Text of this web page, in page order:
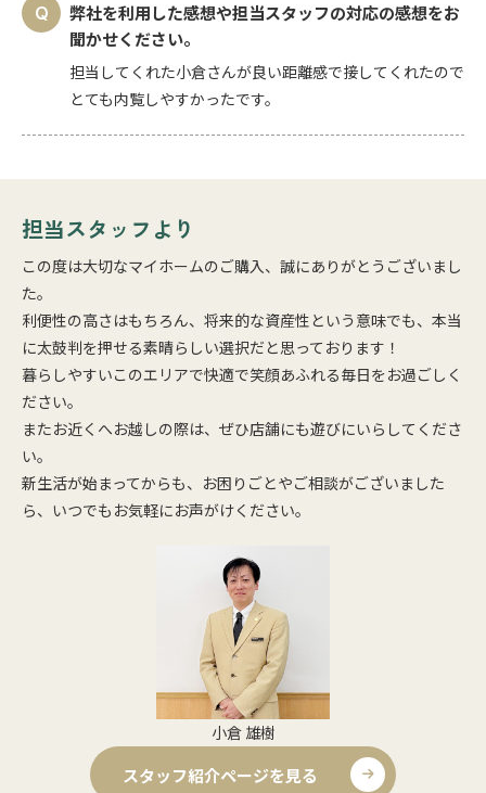
弊社を利用した感想や担当スタッフの対応の感想をお
聞かせください。
担当してくれた小倉さんが良い距離感で接してくれたので
とても内覧しやすかったです。
担当スタッフより
この度は大切なマイホームのご購入、誠にありがとうございまし
た。
利便性の高さはもちろん、将来的な資産性という意味でも、本当
に太鼓判を押せる素晴らしい選択だと思っております！
暮らしやすいこのエリアで快適で笑顔あふれる毎日をお過ごしく
ださい。
またお近くへお越しの際は、ぜひ店舗にも遊びにいらしてくださ
い。
新生活が始まってからも、お困りごとやご相談がございました
ら、いつでもお気軽にお声がけください。
小倉 雄樹
スタッフ紹介ページを見る